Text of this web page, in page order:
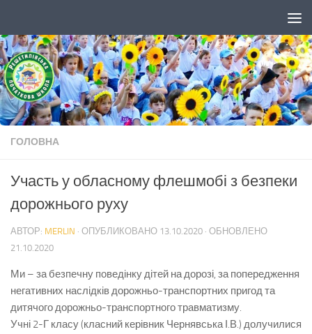
ГОЛОВНА
Участь у обласному флешмобі з безпеки
дорожнього руху
АВТОР: MERLIN · ОПУБЛИКОВАНО 13.10.2020 · ОБНОВЛЕНО
21.10.2020
Ми – за безпечну поведінку дітей на дорозі, за попередження
негативних наслідків дорожньо-транспортних пригод та
дитячого дорожньо-транспортного травматизму.
Учні 2-Г класу (класний керівник Чернявська І.В.) долучилися